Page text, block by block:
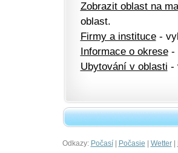
Zobrazit oblast na
oblast.
Firmy a instituce-
Informace o okrese-
Ubytování v oblasti -
Odkazy: Počasí| Počasie | Wetter|